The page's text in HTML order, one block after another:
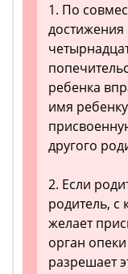
1. По
достижения
ребенка
имя
другого
2. Если
родитель,
желает
орган
разрешает